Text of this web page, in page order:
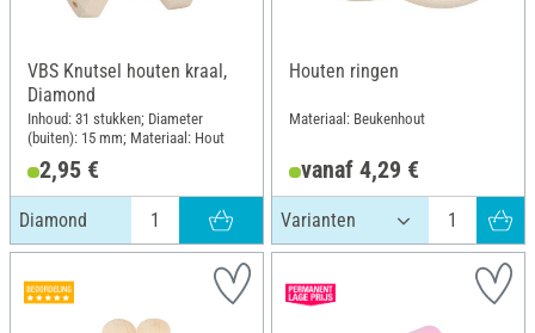
VBS Knutsel houten kraal,
Diamond
Inhoud: 31 stukken; Diameter
(buiten): 15 mm; Materiaal: Hout
2,95 €
Diamond
Houten ringen
Materiaal: Beukenhout
vanaf 4,29 €